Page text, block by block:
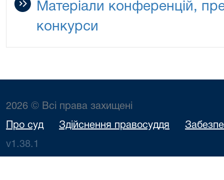
Матеріали конференцій,
конкурси
2026 © Всі права захищені
Про суд Здійснення правосуддя
v1.38.1